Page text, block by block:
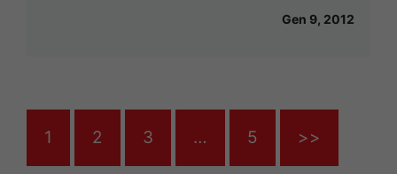
Gen 9, 2012
1 2 3 … 5 >>